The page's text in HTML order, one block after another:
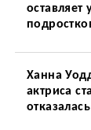
оставляет
Ханна
актриса